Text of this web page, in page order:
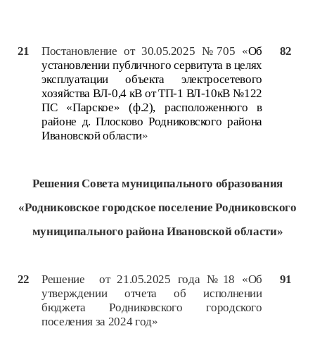
21 Постановление от 30.05.2025 №705 «Об
установлении публичного сервитута в целях
эксплуатации объекта электросетевого
хозяйства ВЛ-0,4 кВ от ТП-1 ВЛ-10кВ №122
ПС «Парское» (ф.2), расположенного в
районе д. Плосково Родниковского района
Ивановской области»
82
Решения Советамуниципального образования
«Родниковское городское поселение Родниковского
муниципального района Ивановской области»
22
Решение от 21.05.2025 года №18 «Об
утверждении отчета об исполнении
бюджета Родниковского городского
поселения за 2024 год»
91